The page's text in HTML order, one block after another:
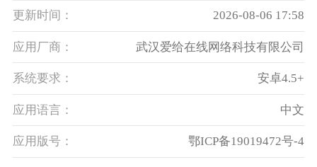
更新时间： 2026-08-06 17:58
应用厂商： 武汉爱给在线网络科技有限公司
系统要求： 安卓4.5+
应用语言： 中文
应用版号： 鄂ICP备19019472号-4